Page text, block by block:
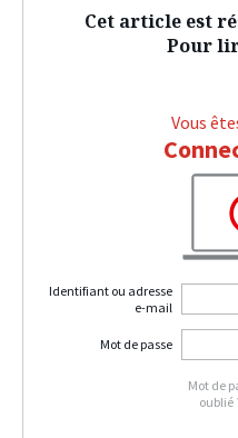
Cet article est
Pour
Vous
Identifiant ou adresse
e-mail
Mot de passe
Mot de
oublié